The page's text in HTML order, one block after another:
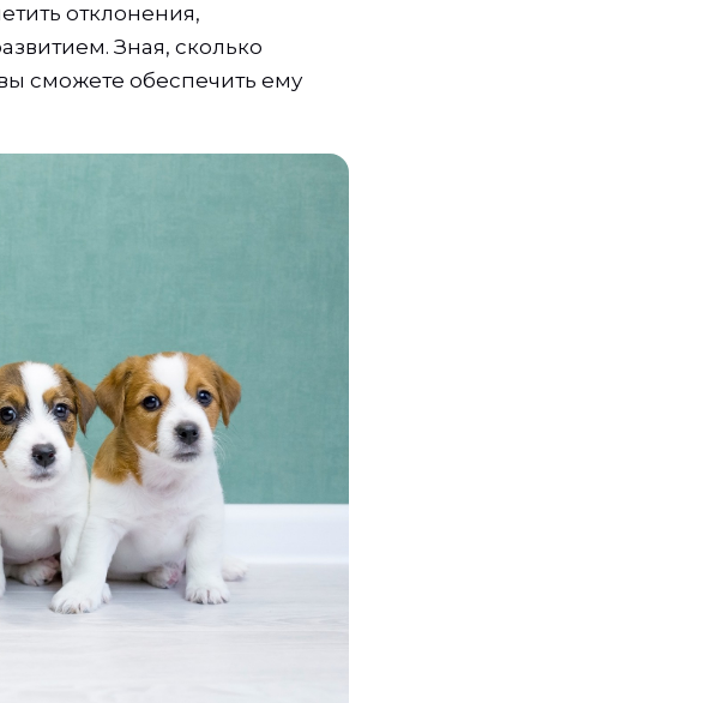
отклонения,
Зная, сколько
сможете обеспечить ему